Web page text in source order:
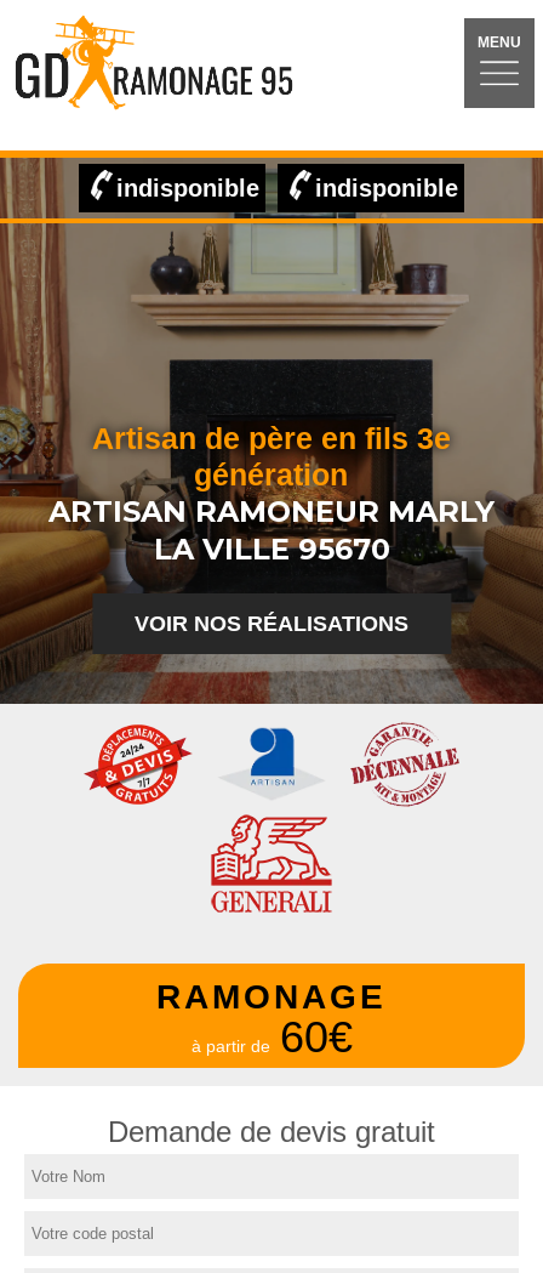
MENU
indisponible indisponible
Artisan de père en fils 3e
génération
ARTISAN RAMONEUR MARLY
LA VILLE 95670
VOIR NOS RÉALISATIONS
RAMONAGE
à partir de 60€
Demande de devis gratuit